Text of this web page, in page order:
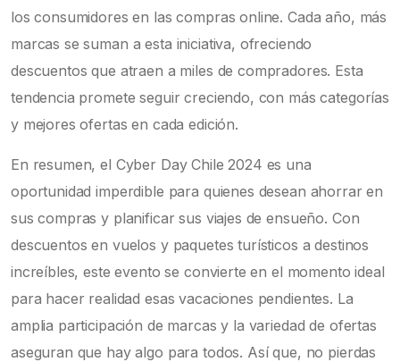
los consumidores en las compras online. Cada año, más
marcas se suman a esta iniciativa, ofreciendo
descuentos que atraen a miles de compradores. Esta
tendencia promete seguir creciendo, con más categorías
y mejores ofertas en cada edición.
En resumen, el Cyber Day Chile 2024 es una
oportunidad imperdible para quienes desean ahorrar en
sus compras y planificar sus viajes de ensueño. Con
descuentos en vuelos y paquetes turísticos a destinos
increíbles, este evento se convierte en el momento ideal
para hacer realidad esas vacaciones pendientes. La
amplia participación de marcas y la variedad de ofertas
aseguran que hay algo para todos. Así que, no pierdas